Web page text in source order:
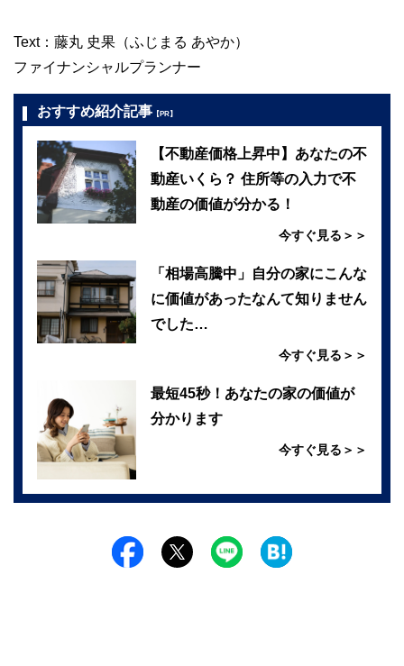
Text：藤丸 史果（ふじまる あやか）
ファイナンシャルプランナー
おすすめ紹介記事 【PR】
【不動産価格上昇中】あなたの不
動産いくら？ 住所等の入力で不
動産の価値が分かる！
今すぐ見る＞＞
「相場高騰中」自分の家にこんな
に価値があったなんて知りません
でした…
今すぐ見る＞＞
最短45秒！あなたの家の価値が
分かります
今すぐ見る＞＞